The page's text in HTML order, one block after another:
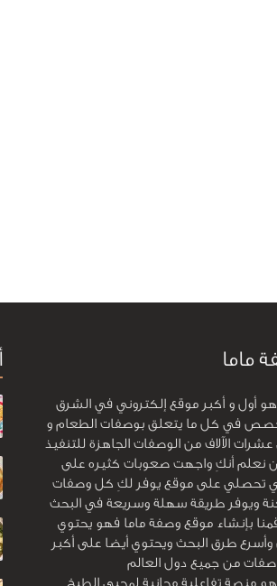
ماما
أول و أكبر موقع إلكتروني في الشرق
في كل ما يتعلق بوصفات الطعام و
الآلاف من الوصفات الجاهزة للتنفيذ
نعلم أنكِ واجهت صعوبات كثيره على
تحصلي على موقع يوفر لكِ كل وصفات
ويوفر طريقة سهلة وسريعة في البحث
بإنشاء موقع وصفة ماما فهو يحتوي
طرق البحث ويحتوي أيضا على أكبر
من جميع دول العالم
منصة تفاعلية مجانية لمحبي الطبخ